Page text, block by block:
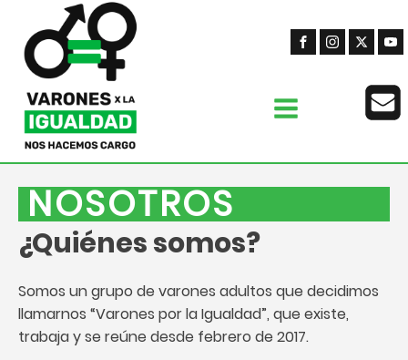
NOSOTROS
¿Quiénes somos?
Somos un grupo de varones adultos que decidimos
llamarnos “Varones por la Igualdad”, que existe,
trabaja y se reúne desde febrero de 2017.